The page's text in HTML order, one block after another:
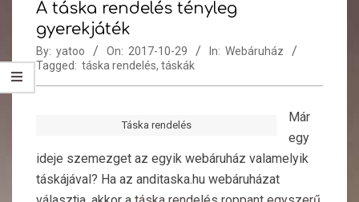
A táska rendelés tényleg
gyerekjáték
By: yatoo On: 2017-10-29 In: Webáruház
Tagged: táska rendelés, táskák
Táska rendelés
Már
egy
ideje szemezget az egyik webáruház valamelyik
táskájával? Ha az anditaska.hu webáruházat